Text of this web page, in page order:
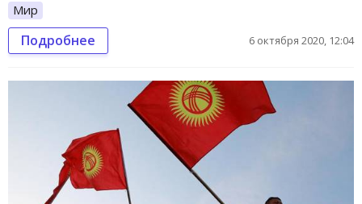
Мир
Подробнее 6 октября 2020, 12:04